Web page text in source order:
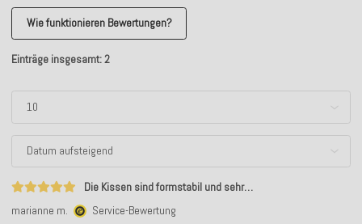
Wie funktionieren Bewertungen?
Einträge insgesamt: 2
Die Kissen sind formstabil und sehr…
marianne m.
Service-Bewertung